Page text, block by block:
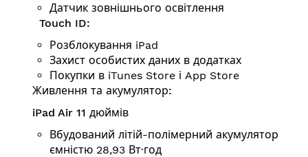
Датчик зовнішнього освітлення
Touch ID:
Розблокування iPad
Захист особистих даних в додатках
Покупки в iTunes Store і App Store
Живлення та акумулятор:
iPad Air 11 дюймів
Вбудований літій-полімерний акумулятор
ємністю 28,93 Вт·год